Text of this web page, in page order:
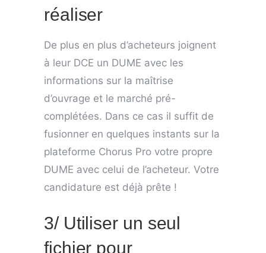
réaliser
De plus en plus d’acheteurs joignent
à leur DCE un DUME avec les
informations sur la maîtrise
d’ouvrage et le marché pré-
complétées. Dans ce cas il suffit de
fusionner en quelques instants sur la
plateforme Chorus Pro votre propre
DUME avec celui de l’acheteur. Votre
candidature est déjà prête !
3/ Utiliser un seul
fichier pour